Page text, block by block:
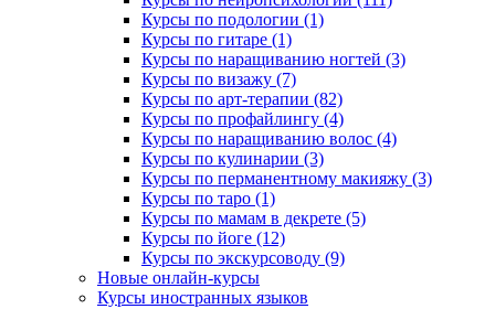
Курсы по подологии (1)
Курсы по гитаре (1)
Курсы по наращиванию ногтей (3)
Курсы по визажу (7)
Курсы по арт-терапии (82)
Курсы по профайлингу (4)
Курсы по наращиванию волос (4)
Курсы по кулинарии (3)
Курсы по перманентному макияжу (3)
Курсы по таро (1)
Курсы по мамам в декрете (5)
Курсы по йоге (12)
Курсы по экскурсоводу (9)
Новые онлайн‑курсы
Курсы иностранных языков